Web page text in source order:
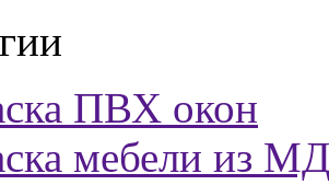
ПВХ окон
мебели из